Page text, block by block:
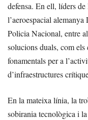
defensa. En ell, líders
l’aeroespacial
Policia Nacional, entre
solucions duals, com els
fonamentals per a
d’infraestructures
En la mateixa línia, la
sobirania tecnològica i